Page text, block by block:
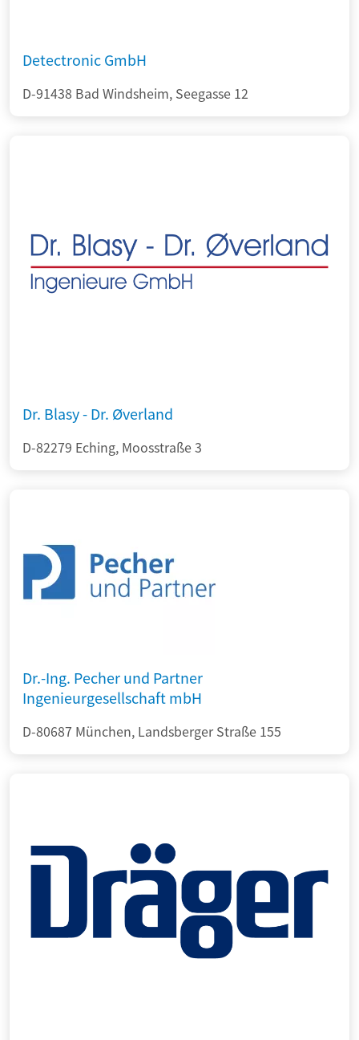
Detectronic GmbH
D-91438 Bad Windsheim, Seegasse 12
Dr. Blasy - Dr. Øverland
D-82279 Eching, Moosstraße 3
Dr.-Ing. Pecher und Partner
Ingenieurgesellschaft mbH
D-80687 München, Landsberger Straße 155